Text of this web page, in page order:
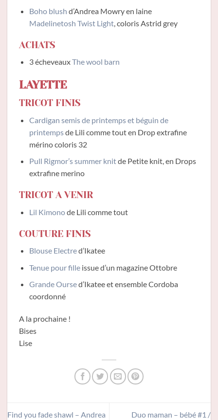
Boho blush d’Andrea Mowry en laine
Madelinetosh Twist Light, coloris Astrid grey
ACHATS
3 écheveauxThe wool barn
LAYETTE
TRICOT FINIS
Cardigan semis de printemps et béguin de
printempsde Lili comme tout en Drop extrafine
mérino coloris 32
Pull Rigmor’s summer knitde Petite knit, en Drops
extrafine merino
TRICOT A VENIR
Lil Kimonode Lili comme tout
COUTURE FINIS
Blouse Electred’Ikatee
Tenue pour filleissue d’un magazine Ottobre
Grande Oursed’Ikatee et ensemble Cordoba
coordonné
A la prochaine !
Bises
Lise
Find you fade shawl – Andrea Duo maman – bébé #1 /